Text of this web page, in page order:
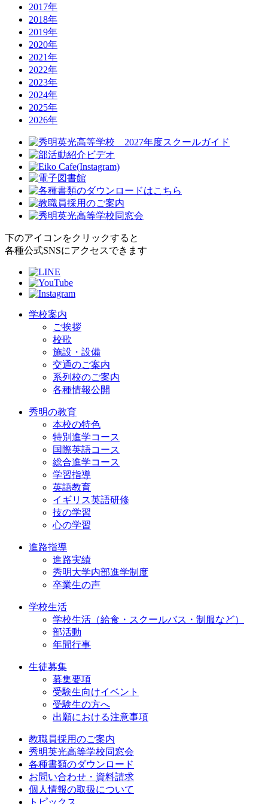
2017年
2018年
2019年
2020年
2021年
2022年
2023年
2024年
2025年
2026年
下のアイコンをクリックすると
各種公式SNSにアクセスできます
学校案内
ご挨拶
校歌
施設・設備
交通のご案内
系列校のご案内
各種情報公開
秀明の教育
本校の特色
特別進学コース
国際英語コース
総合進学コース
学習指導
英語教育
イギリス英語研修
技の学習
心の学習
進路指導
進路実績
秀明大学内部進学制度
卒業生の声
学校生活
学校生活（給食・スクールバス・制服など）
部活動
年間行事
生徒募集
募集要項
受験生向けイベント
受験生の方へ
出願における注意事項
教職員採用のご案内
秀明英光高等学校同窓会
各種書類のダウンロード
お問い合わせ・資料請求
個人情報の取扱について
トピックス